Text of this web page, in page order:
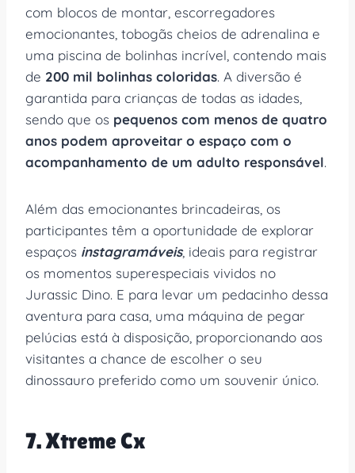
com blocos de montar, escorregadores
emocionantes, tobogãs cheios de adrenalina e
uma piscina de bolinhas incrível, contendo mais
de 200 mil bolinhas coloridas. A diversão é
garantida para crianças de todas as idades,
sendo que os pequenos com menos de quatro
anos podem aproveitar o espaço com o
acompanhamento de um adulto responsável.
Além das emocionantes brincadeiras, os
participantes têm a oportunidade de explorar
espaços instagramáveis, ideais para registrar
os momentos superespeciais vividos no
Jurassic Dino. E para levar um pedacinho dessa
aventura para casa, uma máquina de pegar
pelúcias está à disposição, proporcionando aos
visitantes a chance de escolher o seu
dinossauro preferido como um souvenir único.
7. Xtreme Cx